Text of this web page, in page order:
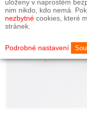
uloženy v naprostém
nim nikdo, kdo nemá.
nezbytné cookies, které
stránek.
Podrobné nastavení